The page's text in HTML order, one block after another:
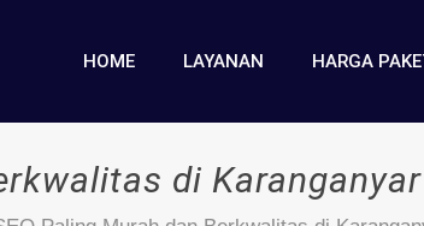
HOME LAYANAN HARGA
di